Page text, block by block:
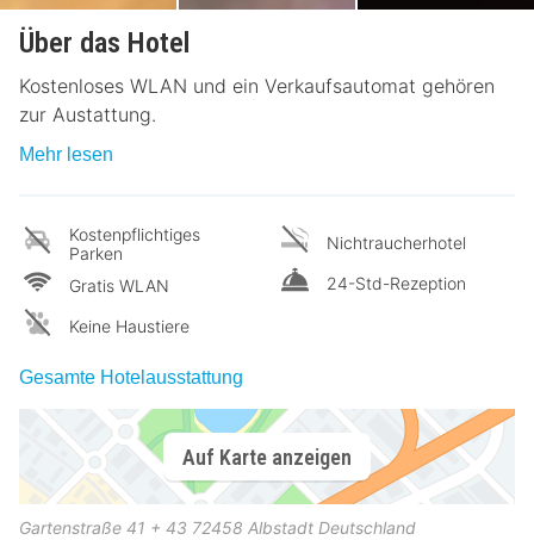
Über das Hotel
Kostenloses WLAN und ein Verkaufsautomat gehören
zur Austattung.
Mehr lesen
Kostenpflichtiges
Parken
Gratis WLAN
Keine Haustiere
Nichtraucherhotel
24-Std-Rezeption
Gesamte Hotelausstattung
Auf Karte anzeigen
Gartenstraße 41 + 43 72458 Albstadt Deutschland